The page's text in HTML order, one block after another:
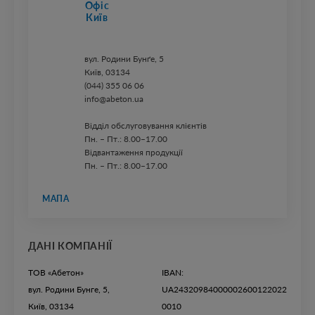
Офіс
Київ
вул. ​Родини Бунґе, 5
Київ, 03134
(044) 355 06 06
info@abeton.ua
Відділ обслуговування клієнтів
Пн. – Пт.: 8.00–17.00
Відвантаження продукції
Пн. – Пт.: 8.00–17.00
МАПА
ДАНІ КОМПАНІЇ
ТОВ «Абетон»
вул. Родини Бунге, 5,
Київ, 03134
IBAN:
UA24320984000002600122022
0010